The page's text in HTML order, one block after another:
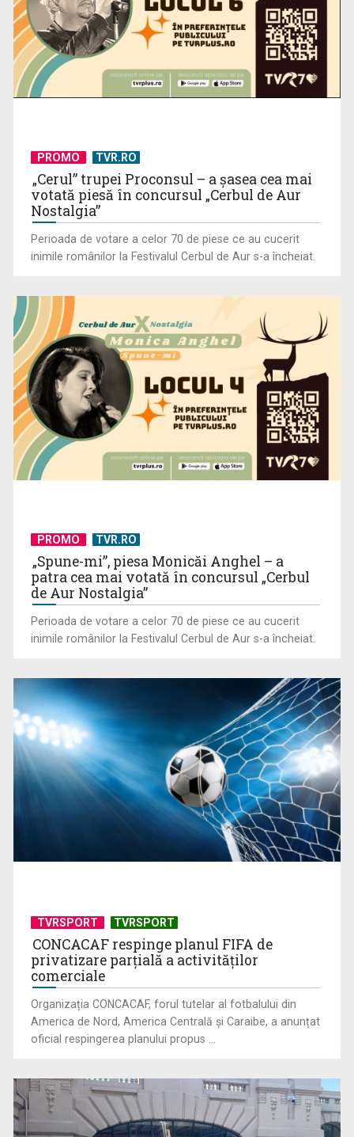
Piesa „Inimă, nu fi de piatră” a Corinei Chiriac ia argintul în
concursul ...
Hora care unește generații | VIDEO
Piesa Angelei Similea „După noapte vine zi” – pe podium şi
Cum ne-a îmbolnăvit telefonul și cum salvarea era mereu
acolo: Mai încet, fă ...
Anda Călugăreanu cu „N-am noroc” – a cincea cea mai
votată piesă în ...
PROMO TVR.RO
„Cerul” trupei Proconsul – a şasea cea mai
votată piesă în concursul „Cerbul de Aur
Nostalgia”
Perioada de votare a celor 70 de piese ce au cucerit
inimile românilor la Festivalul Cerbul de Aur s-a încheiat.
PROMO TVR.RO
„Spune-mi”, piesa Monicăi Anghel – a
patra cea mai votată în concursul „Cerbul
de Aur Nostalgia”
Perioada de votare a celor 70 de piese ce au cucerit
inimile românilor la Festivalul Cerbul de Aur s-a încheiat.
TVRSPORT TVRSPORT
CONCACAF respinge planul FIFA de
privatizare parțială a activităților
comerciale
Organizația CONCACAF, forul tutelar al fotbalului din
America de Nord, America Centrală și Caraibe, a anunțat
oficial respingerea planului propus ...